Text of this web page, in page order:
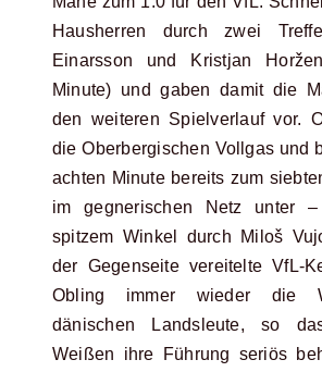
Hausherren durch zwei
Einarsson und Kristjan
Minute) und gaben damit die
den weiteren Spielverlauf vor.
die Oberbergischen Vollgas und
achten Minute bereits zum
im gegnerischen Netz unter
spitzem Winkel durch Miloš
der Gegenseite vereitelte VfL-
Obling immer wieder die
dänischen Landsleute, so
Weißen ihre Führung seriös